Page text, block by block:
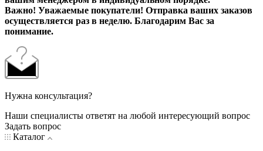
Важно! Уважаемые покупатели! Отправка ваших заказов
осуществляется раз в неделю. Благодарим Вас за
понимание.
Нужна консультация?
Наши специалисты ответят на любой интересующий вопрос
Задать вопрос
Каталог